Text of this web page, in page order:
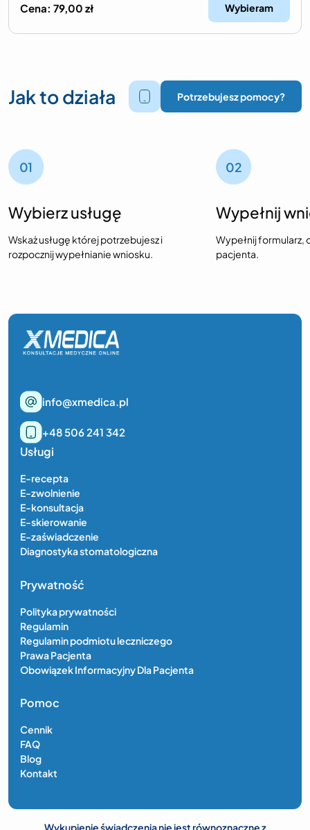
Cena:79,00zł Wybieram
Jak to działa Potrzebujesz pomocy?
01
Wybierz usługę
Wskaż usługę której potrzebujesz i
rozpocznij wypełnianie wniosku.
02
Wypełnij
Wypełnij formularz,
pacjenta.
info@xmedica.pl
+48 506 241 342
Usługi
E-recepta
E-zwolnienie
E-konsultacja
E-skierowanie
E-zaświadczenie
Diagnostyka stomatologiczna
Prywatność
Polityka prywatności
Regulamin
Regulamin podmiotu leczniczego
Prawa Pacjenta
Obowiązek Informacyjny Dla Pacjenta
Pomoc
Cennik
FAQ
Blog
Kontakt